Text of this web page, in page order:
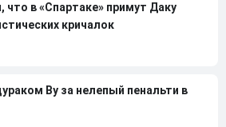
что в «Спартаке» примут Даку
кричалок
Ву за нелепый пенальти в